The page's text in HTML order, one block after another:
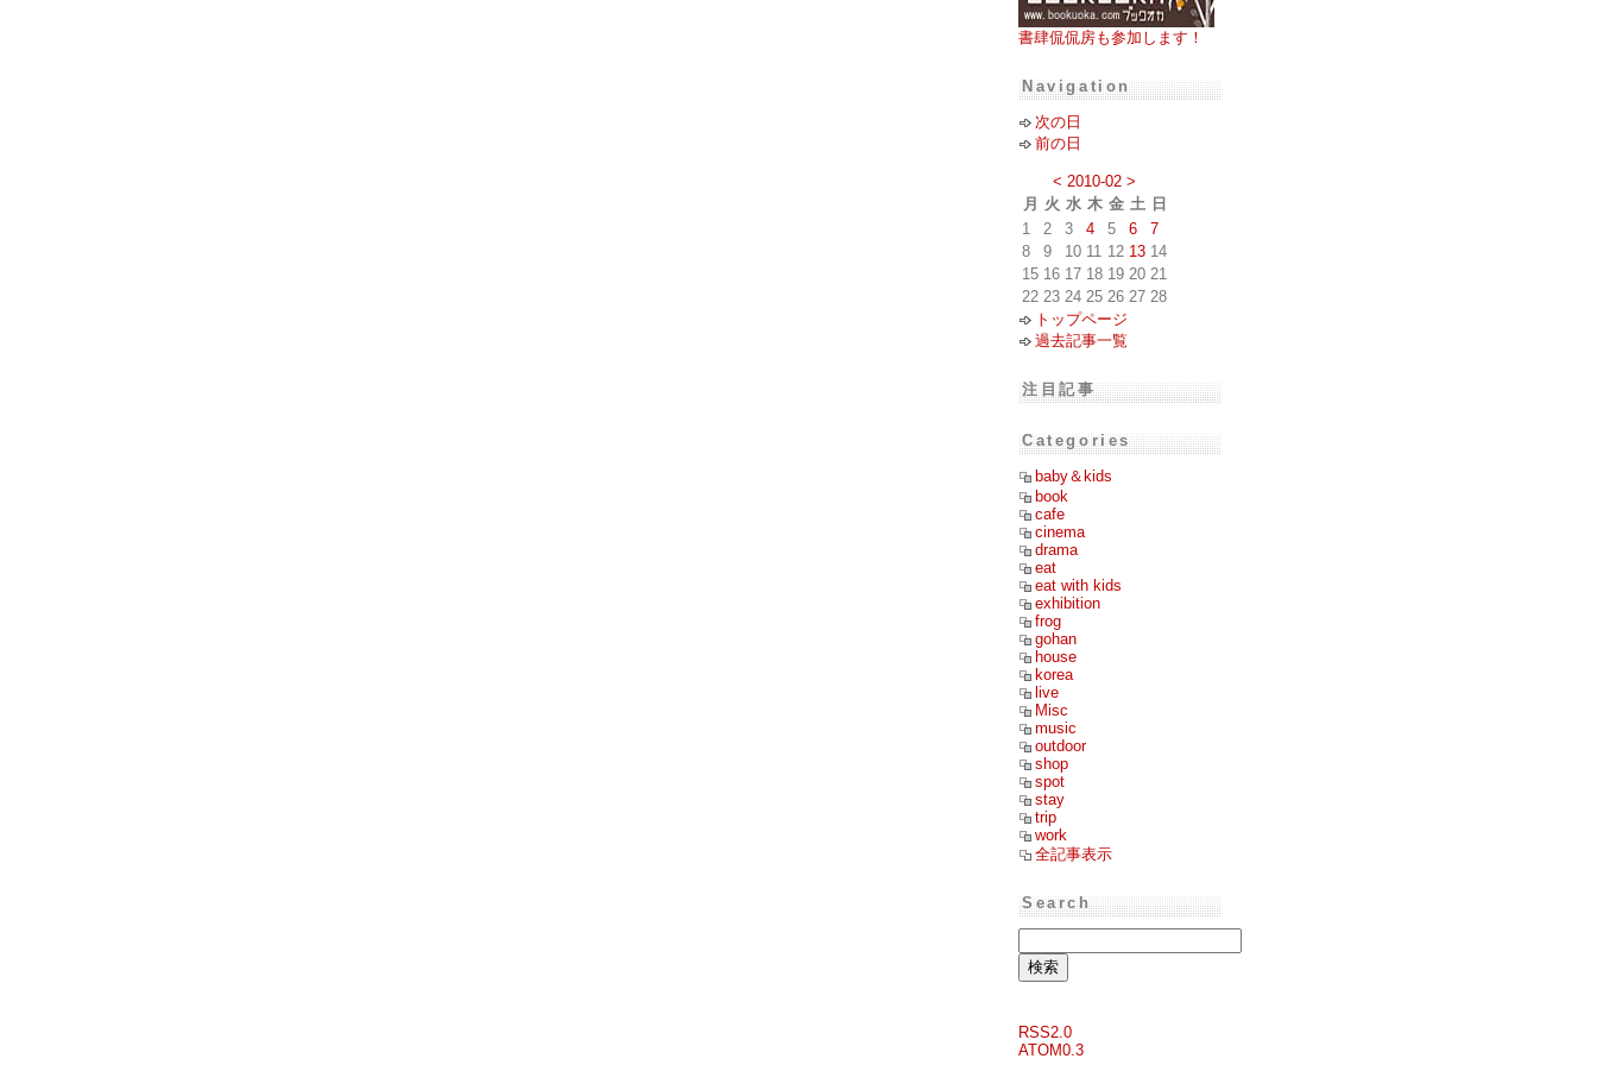
書肆侃侃房も参加します！
Navigation
次の日
前の日
< 2010-02 >
月
火 水 木 金 土 日
1
2 3 4 5 6
7
8
9 10 11 12 13 14
15 16 17 18 19 20 21
22 23 24 25 26 27 28
トップページ
過去記事一覧
注目記事
Categories
baby＆kids
book
cafe
cinema
drama
eat
eat with kids
exhibition
frog
gohan
house
korea
live
Misc
music
outdoor
shop
spot
stay
trip
work
全記事表示
Search
RSS2.0
ATOM0.3